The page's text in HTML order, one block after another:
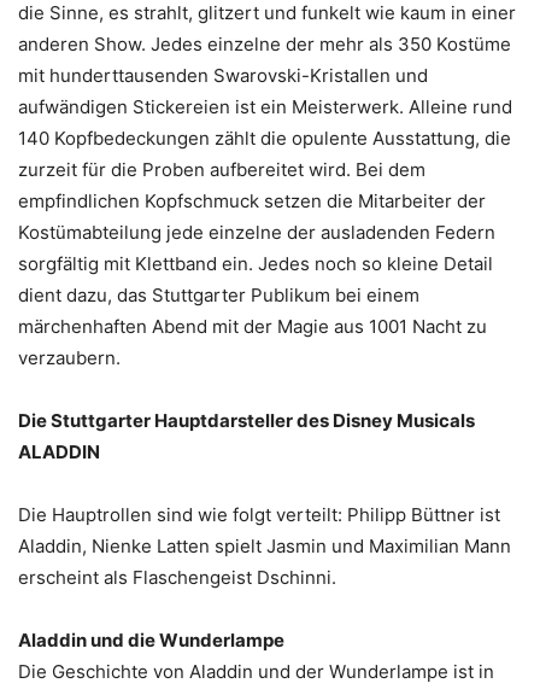
die Sinne, es strahlt, glitzert und funkelt wie kaum in einer
anderen Show. Jedes einzelne der mehr als 350 Kostüme
mit hunderttausenden Swarovski-Kristallen und
aufwändigen Stickereien ist ein Meisterwerk. Alleine rund
140 Kopfbedeckungen zählt die opulente Ausstattung, die
zurzeit für die Proben aufbereitet wird. Bei dem
empfindlichen Kopfschmuck setzen die Mitarbeiter der
Kostümabteilung jede einzelne der ausladenden Federn
sorgfältig mit Klettband ein. Jedes noch so kleine Detail
dient dazu, das Stuttgarter Publikum bei einem
märchenhaften Abend mit der Magie aus 1001 Nacht zu
verzaubern.
Die Stuttgarter Hauptdarsteller des Disney Musicals
ALADDIN
Die Hauptrollen sind wie folgt verteilt: Philipp Büttner ist
Aladdin, Nienke Latten spielt Jasmin und Maximilian Mann
erscheint als Flaschengeist Dschinni.
Aladdin und die Wunderlampe
Die Geschichte von Aladdin und der Wunderlampe ist in